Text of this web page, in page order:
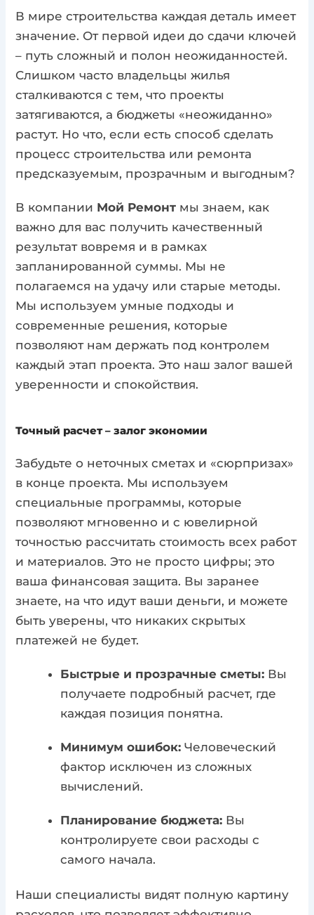
В мире строительства каждая деталь имеет
значение. От первой идеи до сдачи ключей
– путь сложный и полон неожиданностей.
Слишком часто владельцы жилья
сталкиваются с тем, что проекты
затягиваются, а бюджеты «неожиданно»
растут. Но что, если есть способ сделать
процесс строительства или ремонта
предсказуемым, прозрачным и выгодным?
В компании Мой Ремонт мы знаем, как
важно для вас получить качественный
результат вовремя и в рамках
запланированной суммы. Мы не
полагаемся на удачу или старые методы.
Мы используем умные подходы и
современные решения, которые
позволяют нам держать под контролем
каждый этап проекта. Это наш залог вашей
уверенности и спокойствия.
Точный расчет – залог экономии
Забудьте о неточных сметах и «сюрпризах»
в конце проекта. Мы используем
специальные программы, которые
позволяют мгновенно и с ювелирной
точностью рассчитать стоимость всех работ
и материалов. Это не просто цифры; это
ваша финансовая защита. Вы заранее
знаете, на что идут ваши деньги, и можете
быть уверены, что никаких скрытых
платежей не будет.
Быстрые и прозрачные сметы: Вы
получаете подробный расчет, где
каждая позиция понятна.
Минимум ошибок: Человеческий
фактор исключен из сложных
вычислений.
Планирование бюджета: Вы
контролируете свои расходы с
самого начала.
Наши специалисты видят полную картину